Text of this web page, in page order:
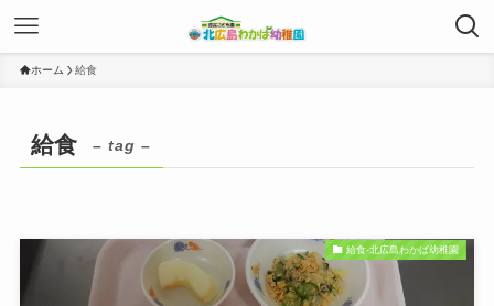
ホーム 給食
給食 – tag –
給食-北広島わかば幼稚園